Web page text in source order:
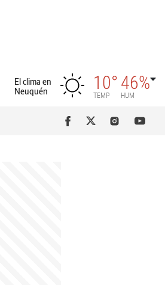
El clima en
Neuquén
10°
TEMP
46%
HUM